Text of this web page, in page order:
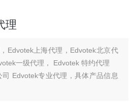
理
Edvotek上海代理，Edvotek北京代
一级代理， Edvotek 特约代理
司 Edvotek专业代理，具体产品信息